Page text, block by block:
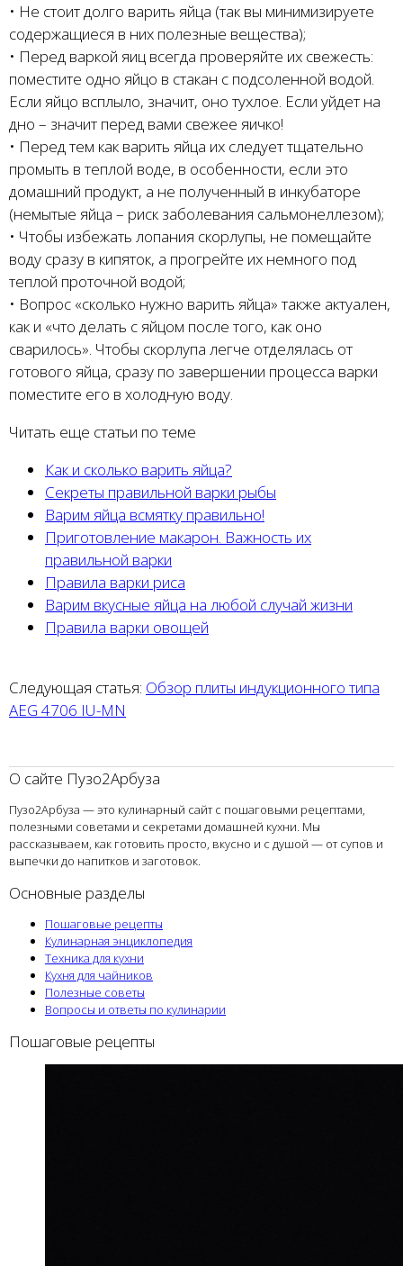
• Не стоит долго варить яйца (так вы минимизируете
содержащиеся в них полезные вещества);
• Перед варкой яиц всегда проверяйте их свежесть:
поместите одно яйцо в стакан с подсоленной водой.
Если яйцо всплыло, значит, оно тухлое. Если уйдет на
дно – значит перед вами свежее яичко!
• Перед тем как варить яйца их следует тщательно
промыть в теплой воде, в особенности, если это
домашний продукт, а не полученный в инкубаторе
(немытые яйца – риск заболевания сальмонеллезом);
• Чтобы избежать лопания скорлупы, не помещайте
воду сразу в кипяток, а прогрейте их немного под
теплой проточной водой;
• Вопрос «сколько нужно варить яйца» также актуален,
как и «что делать с яйцом после того, как оно
сварилось». Чтобы скорлупа легче отделялась от
готового яйца, сразу по завершении процесса варки
поместите его в холодную воду.
Читать еще статьи по теме
Как и сколько варить яйца?
Секреты правильной варки рыбы
Варим яйца всмятку правильно!
Приготовление макарон. Важность их
правильной варки
Правила варки риса
Варим вкусные яйца на любой случай жизни
Правила варки овощей
Следующая статья: Обзор плиты индукционного типа
AEG 4706 IU-MN
О сайте Пузо2Арбуза
Пузо2Арбуза — это кулинарный сайт с пошаговыми рецептами,
полезными советами и секретами домашней кухни. Мы
рассказываем, как готовить просто, вкусно и с душой — от супов и
выпечки до напитков и заготовок.
Основные разделы
Пошаговые рецепты
Кулинарная энциклопедия
Техника для кухни
Кухня для чайников
Полезные советы
Вопросы и ответы по кулинарии
Пошаговые рецепты